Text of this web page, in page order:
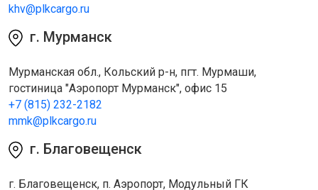
khv@plkcargo.ru
г. Мурманск
Мурманская обл., Кольский р-н, пгт. Мурмаши,
гостиница "Аэропорт Мурманск", офис 15
+7 (815) 232-2182
mmk@plkcargo.ru
г. Благовещенск
г. Благовещенск, п. Аэропорт, Модульный ГК